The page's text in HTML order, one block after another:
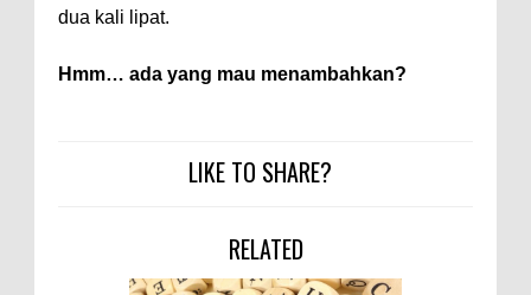
dua kali lipat.
Hmm… ada yang mau menambahkan?
LIKE TO SHARE?
RELATED